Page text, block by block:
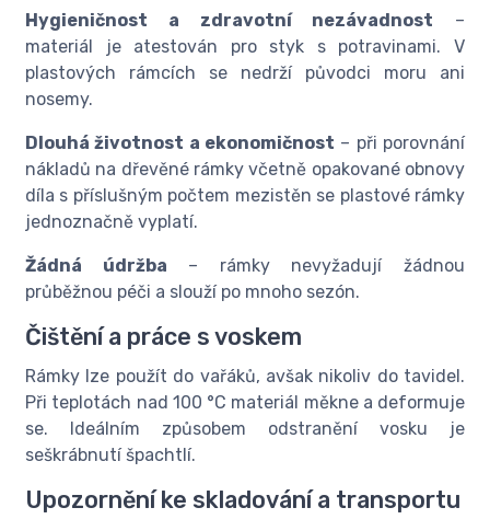
Hygieničnost a zdravotní nezávadnost –
materiál je atestován pro styk s potravinami. V
plastových rámcích se nedrží původci moru ani
nosemy.
Dlouhá životnost a ekonomičnost – při porovnání
nákladů na dřevěné rámky včetně opakované obnovy
díla s příslušným počtem mezistěn se plastové rámky
jednoznačně vyplatí.
Žádná údržba – rámky nevyžadují žádnou
průběžnou péči a slouží po mnoho sezón.
Čištění a práce s voskem
Rámky lze použít do vařáků, avšak nikoliv do tavidel.
Při teplotách nad 100 °C materiál měkne a deformuje
se. Ideálním způsobem odstranění vosku je
seškrábnutí špachtlí.
Upozornění ke skladování a transportu